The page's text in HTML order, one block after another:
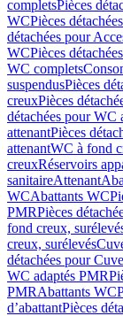
completsPièces
WCPièces
détachées pour
WCPièces
WC complets
suspendusPièces
creuxPièces
détachées pour WC
attenantPièces
attenantWC à fond
creuxRéservoirs
sanitaireAttenant
WCAbattants WC
PMRPièces
fond creux,
creux, surélevés
détachées pour
WC adaptés PMR
PMRAbattants WC
d’abattantPièces